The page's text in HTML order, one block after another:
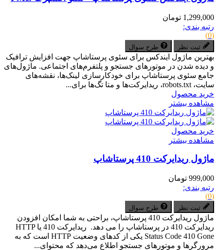
1,299,000 تومان
رتبه بندی:
(0)
ثبت نظر طرح سوال
بهترین ماژول ایندکس برای سئوی پرستاشاپ جهت افزایش ترافیک
و دیده شدن در موتورهای جستجو و پلتفرم‌های اجتماعی. ماژول‌های
جامع سئوی پرستاشاپ برای خودکارسازی لینک‌ها، نقشه‌های
سایت، robots.txt، ریدایرکت‌ها و متا تگ‌ها برای...
خرید محصول
مشاهده بیشتر
خرید محصول
مشاهده بیشتر
ماژول ریدایرکت 410 پرستاشاپ
999,000 تومان
رتبه بندی:
(0)
ثبت نظر طرح سوال
ماژول ریدایرکت 410 پرستاشاپ، براحتی به شما امکان افزودن
ریدایرکت 410 در پرستاشاپ را می دهد. ریدایرکت 410 یا HTTP
Status Code 410 Gone یکی از کدهای وضعیت HTTP است که به
مرورگرها و موتورهای جستجو اطلاع می‌دهد که محتوای...